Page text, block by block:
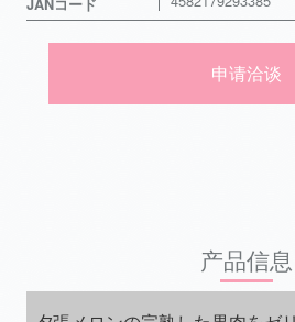
JANコード
申请洽谈
产品信息